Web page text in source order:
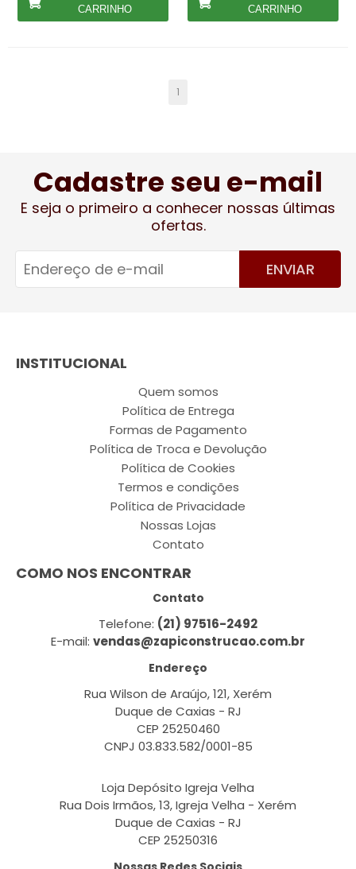
CARRINHO
CARRINHO
1
Cadastre seu e-mail
E seja o primeiro a conhecer nossas últimas
ofertas.
ENVIAR
INSTITUCIONAL
Quem somos
Política de Entrega
Formas de Pagamento
Política de Troca e Devolução
Política de Cookies
Termos e condições
Política de Privacidade
Nossas Lojas
Contato
COMO NOS ENCONTRAR
Contato
Telefone: (21) 97516-2492
E-mail: vendas@zapiconstrucao.com.br
Endereço
Rua Wilson de Araújo, 121, Xerém
Duque de Caxias - RJ
CEP 25250460
CNPJ 03.833.582/0001-85
Loja Depósito Igreja Velha
Rua Dois Irmãos, 13, Igreja Velha - Xerém
Duque de Caxias - RJ
CEP 25250316